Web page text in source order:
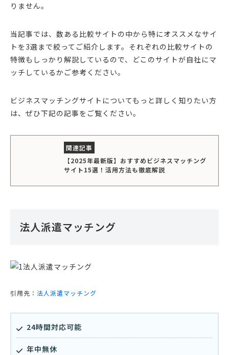
りません。
当記事では、数ある比較サイトの中から特にオススメなサイ
トを3選まで絞ってご紹介します。それぞれの比較サイトの
特徴もしっかり解説しているので、どこのサイトが自社にマ
ッチしているかご参考ください。
ビジネスマッチングサイトについてもっと詳しく知りたい方
は、ぜひ下記の記事をご覧ください。
【2025年最新版】おすすめビジネスマッチング
サイト15選！活用方法も徹底解説
法人派遣マッチング
引用先： 法人派遣マッチング
24時間対応可能
年中無休